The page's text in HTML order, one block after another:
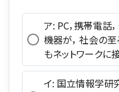
ア: PC，携帯電話
機器が， 社会の
もネットワークに
イ: 国立情報学研